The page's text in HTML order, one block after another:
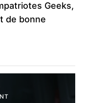
Geeks,
de bonne